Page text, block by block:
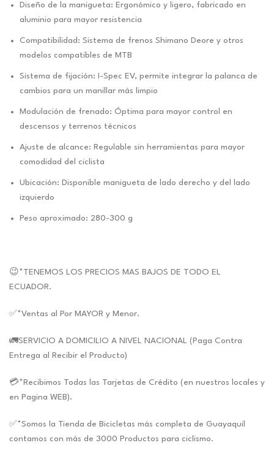
Diseño de la manigueta: Ergonómico y ligero, fabricado en
aluminio para mayor resistencia
Compatibilidad: Sistema de frenos Shimano Deore y otros
modelos compatibles de MTB
Sistema de fijación: I-Spec EV, permite integrar la palanca de
cambios para un manillar más limpio
Modulación de frenado: Óptima para mayor control en
descensos y terrenos técnicos
Ajuste de alcance: Regulable sin herramientas para mayor
comodidad del ciclista
Ubicación: Disponible manigueta de lado derecho y del lado
izquierdo
Peso aproximado: 280-300 g
😉*TENEMOS LOS PRECIOS MAS BAJOS DE TODO EL
ECUADOR.
✅*Ventas al Por MAYOR y Menor.
🚛SERVICIO A DOMICILIO A NIVEL NACIONAL (Paga Contra
Entrega al Recibir el Producto)
💳*Recibimos Todas las Tarjetas de Crédito (en nuestros locales y
en Pagina WEB).
✅*Somos la Tienda de Bicicletas más completa de Guayaquil
contamos con más de 3000 Productos para ciclismo.